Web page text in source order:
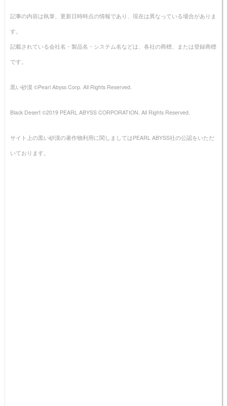
記事の内容は執筆、更新日時時点の情報であり、現在は異なっている場合がありま
す。
記載されている会社名・製品名・システム名などは、各社の商標、または登録商標
です。
黒い砂漠 ©Pearl Abyss Corp. All Rights Reserved.
Black Desert ©2019 PEARL ABYSS CORPORATION. All Rights Reserved.
サイト上の黒い砂漠の著作物利用に関しましてはPEARL ABYSS社の公認をいただ
いております。